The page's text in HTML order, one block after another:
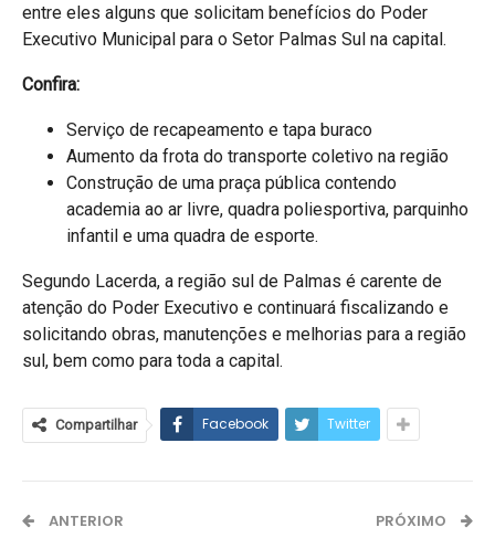
entre eles alguns que solicitam benefícios do Poder
Executivo Municipal para o Setor Palmas Sul na capital.
Confira:
Serviço de recapeamento e tapa buraco
Aumento da frota do transporte coletivo na região
Construção de uma praça pública contendo
academia ao ar livre, quadra poliesportiva, parquinho
infantil e uma quadra de esporte.
Segundo Lacerda, a região sul de Palmas é carente de
atenção do Poder Executivo e continuará fiscalizando e
solicitando obras, manutenções e melhorias para a região
sul, bem como para toda a capital.
Compartilhar Facebook Twitter
ANTERIOR PRÓXIMO